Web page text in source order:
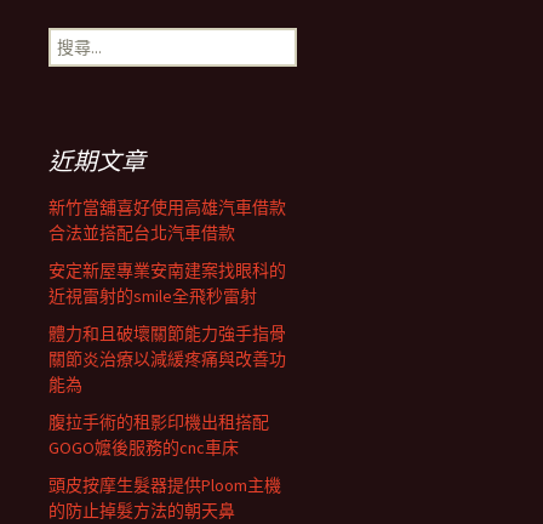
導
覽
列
搜
尋
近期文章
新竹當舖喜好使用高雄汽車借款
合法並搭配台北汽車借款
安定新屋專業安南建案找眼科的
近視雷射的smile全飛秒雷射
體力和且破壞關節能力強手指骨
關節炎治療以減緩疼痛與改善功
能為
腹拉手術的租影印機出租搭配
GOGO嬤後服務的cnc車床
頭皮按摩生髮器提供Ploom主機
的防止掉髮方法的朝天鼻